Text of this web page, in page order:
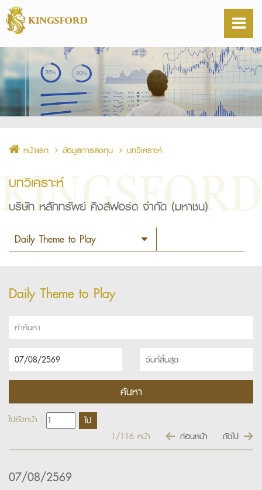
หน้าแรก ข้อมูลการลงทุน บทวิเคราะห์
บทวิเคราะห์
บริษัท หลักทรัพย์ คิงส์ฟอร์ด จำกัด (มหาชน)
Daily Theme to Play
ไปยังหน้า :
1/116 หน้า ก่อนหน้า ถัดไป
07/08/2569